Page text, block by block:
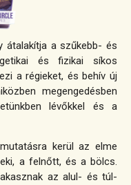
átalakítja a szűkebb- és
és fizikai síkos
a régieket, és behív új
megengedésben
lévőkkel és a
kerül az elme
a felnőtt, és a bölcs.
az alul- és túl-